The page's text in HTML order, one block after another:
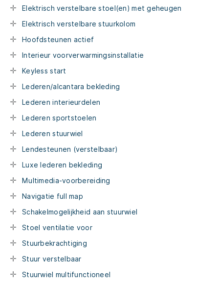
Elektrisch verstelbare stoel(en) met geheugen
Elektrisch verstelbare stuurkolom
Hoofdsteunen actief
Interieur voorverwarmingsinstallatie
Keyless start
Lederen/alcantara bekleding
Lederen interieurdelen
Lederen sportstoelen
Lederen stuurwiel
Lendesteunen (verstelbaar)
Luxe lederen bekleding
Multimedia-voorbereiding
Navigatie full map
Schakelmogelijkheid aan stuurwiel
Stoel ventilatie voor
Stuurbekrachtiging
Stuur verstelbaar
Stuurwiel multifunctioneel